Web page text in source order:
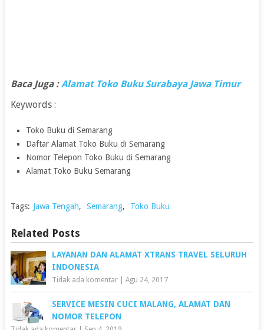
Baca Juga :Alamat Toko Buku Surabaya Jawa Timur
Keywords :
Toko Buku di Semarang
Daftar Alamat Toko Buku di Semarang
Nomor Telepon Toko Buku di Semarang
Alamat Toko Buku Semarang
Tags: Jawa Tengah, Semarang, Toko Buku
Related Posts
LAYANAN DAN ALAMAT XTRANS TRAVEL SELURUH
INDONESIA
Tidak ada komentar| Agu 24, 2017
SERVICE MESIN CUCI MALANG, ALAMAT DAN
NOMOR TELEPON